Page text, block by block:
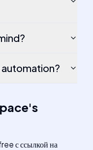
automation?
's
с ссылкой на